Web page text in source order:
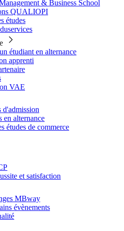
& Business School
QUALIOPI
études
étudiant en alternance
apprenti
VAE
d'admission
en alternance
études de commerce
et satisfaction
MBway
évènements